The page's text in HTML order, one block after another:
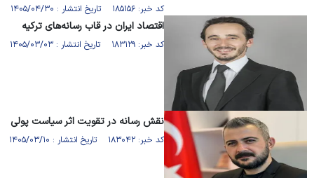
کد خبر: ۱۸۵۱۵۶ تاریخ انتشار : ۱۴۰۵/۰۴/۳۰
اقتصاد ایران در قاب رسانه‌های ترکیه
کد خبر: ۱۸۳۱۲۹ تاریخ انتشار : ۱۴۰۵/۰۳/۰۳
نقش رسانه‌ در تقویت اثر سیاست پولی
کد خبر: ۱۸۳۰۴۲ تاریخ انتشار : ۱۴۰۵/۰۳/۱۰